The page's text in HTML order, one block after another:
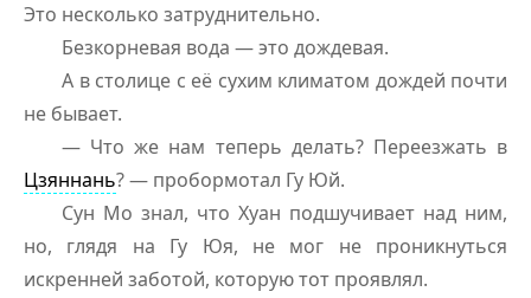
Это несколько затруднительно.
Безкорневая вода — это дождевая.
А в столице с её сухим климатом дождей почти
не бывает.
— Что же нам теперь делать? Переезжать в
Цзяннань? — пробормотал Гу Юй.
Сун Мо знал, что Хуан подшучивает над ним,
но, глядя на Гу Юя, не мог не проникнуться
искренней заботой, которую тот проявлял.